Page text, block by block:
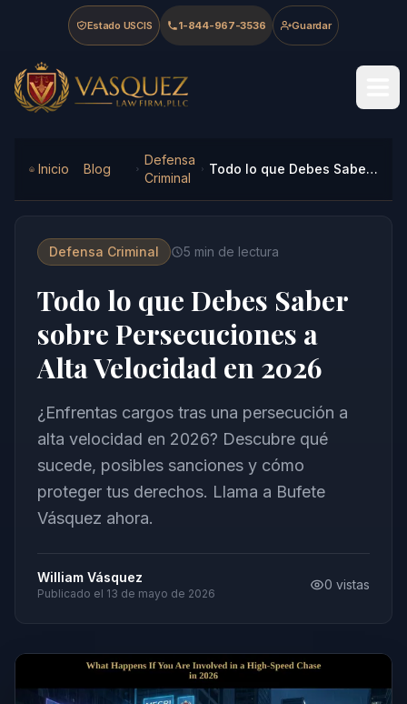
Skip to main content
Skip to navigation
Skip to footer
Estado USCIS 1-844-967-3536 Guardar
Vasquez Law Firm - Home
Inicio Blog
Defensa
Criminal
Todo lo que Debes Saber sobre Persecuciones a Alta Velocidad en 2026
Defensa Criminal 5 min de lectura
Todo lo que Debes Saber
sobre Persecuciones a
Alta Velocidad en 2026
¿Enfrentas cargos tras una persecución a
alta velocidad en 2026? Descubre qué
sucede, posibles sanciones y cómo
proteger tus derechos. Llama a Bufete
Vásquez ahora.
William Vásquez
Publicado el 13 de mayo de 2026
0 vistas